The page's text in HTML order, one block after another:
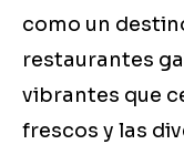
como un
restaurantes
vibrantes que
frescos y las